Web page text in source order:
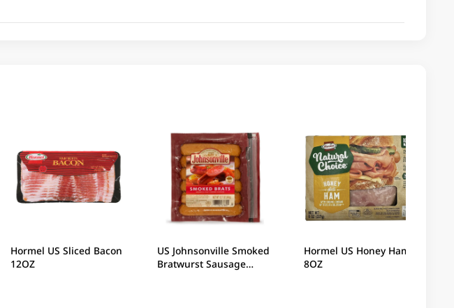
Hormel US Sliced Bacon
12OZ
US Johnsonville Smoked
Bratwurst Sausage
Hormel US Honey Ham
8OZ